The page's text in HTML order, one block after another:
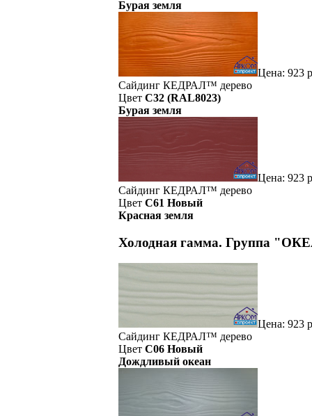
Бурая земля
Цена: 923
Сайдинг КЕДРАЛ™ дерево
Цвет C32 (RAL8023)
Бурая земля
Цена: 923
Сайдинг КЕДРАЛ™ дерево
Цвет C61 Новый
Красная земля
Холодная гамма. Группа
Цена: 923
Сайдинг КЕДРАЛ™ дерево
Цвет C06 Новый
Дождливый океан